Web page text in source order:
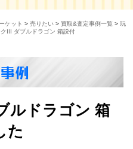
ケット > 売りたい> 買取&査定事例一覧 > 玩
III ダブルドラゴン 箱説付
例
ルドラゴン 箱
た